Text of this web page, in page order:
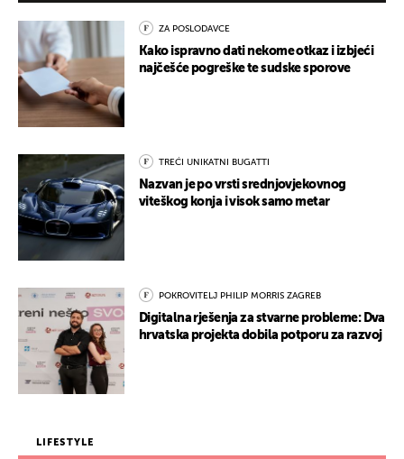
ZA POSLODAVCE
Kako ispravno dati nekome otkaz i izbjeći
najčešće pogreške te sudske sporove
TREĆI UNIKATNI BUGATTI
Nazvan je po vrsti srednjovjekovnog
viteškog konja i visok samo metar
POKROVITELJ PHILIP MORRIS ZAGREB
Digitalna rješenja za stvarne probleme: Dva
hrvatska projekta dobila potporu za razvoj
LIFESTYLE